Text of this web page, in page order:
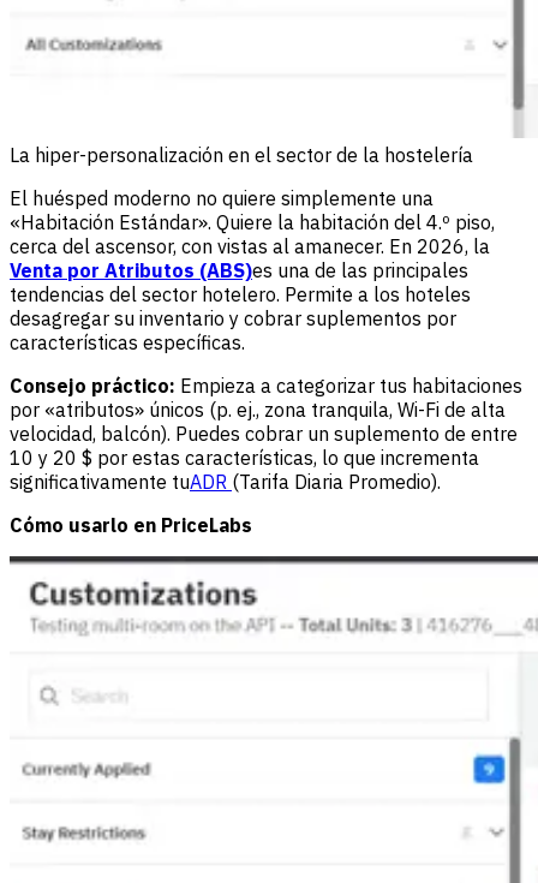
La hiper-personalización en el sector de la hostelería
El huésped moderno no quiere simplemente una
«Habitación Estándar». Quiere la habitación del 4.º piso,
cerca del ascensor, con vistas al amanecer. En 2026, la
Venta por Atributos (ABS)es una de las principales
tendencias del sector hotelero. Permite a los hoteles
desagregar su inventario y cobrar suplementos por
características específicas.
Consejo práctico: Empieza a categorizar tus habitaciones
por «atributos» únicos (p. ej., zona tranquila, Wi-Fi de alta
velocidad, balcón). Puedes cobrar un suplemento de entre
10 y 20 $ por estas características, lo que incrementa
significativamente tuADR (Tarifa Diaria Promedio).
Cómo usarlo en PriceLabs